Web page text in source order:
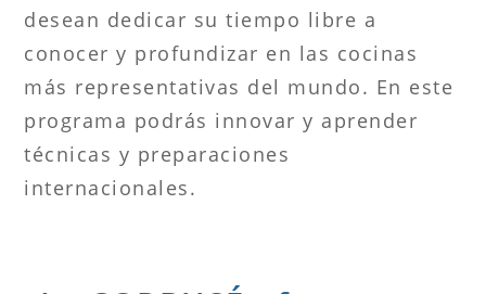
desean dedicar su tiempo libre a
conocer y profundizar en las cocinas
más representativas del mundo. En este
programa podrás innovar y aprender
técnicas y preparaciones
internacionales.